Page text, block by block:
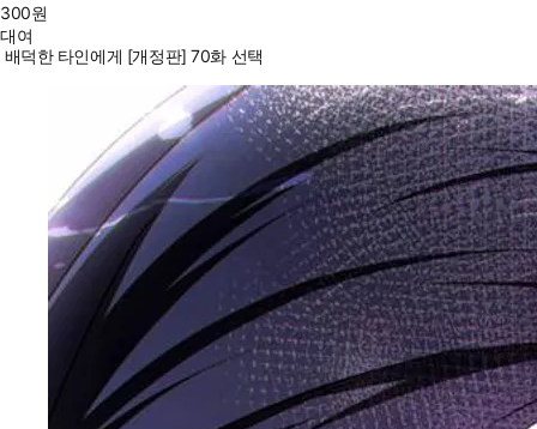
300원
대여
배덕한 타인에게 [개정판] 70화 선택